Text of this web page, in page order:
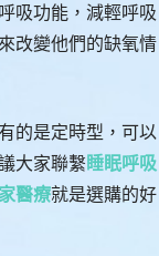
吸功能，減輕呼吸
改變他們的缺氧情
的是定時型，可以
大家聯繫 睡眠呼吸
醫療就是選購的好